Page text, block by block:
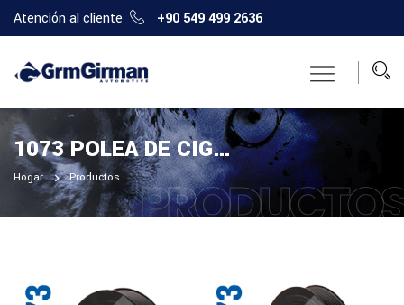
Atención al cliente +90 549 499 2636
1073 POLEA DE CIGÜEÑAL
Hogar Productos